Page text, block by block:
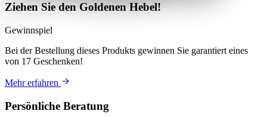
Ziehen Sie den Goldenen Hebel!
Gewinnspiel
Bei der Bestellung dieses Produkts gewinnen Sie garantiert eines
von 17 Geschenken!
Mehr erfahren
Persönliche Beratung